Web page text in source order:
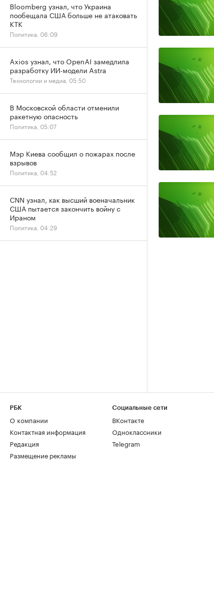
Bloomberg узнал, что Украина
пообещала США больше не атаковать
КТК
Политика, 06:09
Axios узнал, что OpenAI замедлила
разработку ИИ-модели Astra
Технологии и медиа, 05:50
В Московской области отменили
ракетную опасность
Политика, 05:07
Мэр Киева сообщил о пожарах после
взрывов
Политика, 04:52
CNN узнал, как высший военачальник
США пытается закончить войну с
Ираном
Политика, 04:29
РБК
О компании
Контактная информация
Редакция
Размещение рекламы
Социальные сети
ВКонтакте
Одноклассники
Telegram